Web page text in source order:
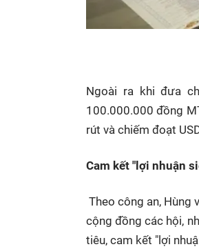
Ngoài ra khi đưa
100.000.000 đồng
rút và chiếm đoạt
Cam kết "lợi nhuận
Theo công an, Hùng
cộng đồng các hội,
tiêu, cam kết "lợi